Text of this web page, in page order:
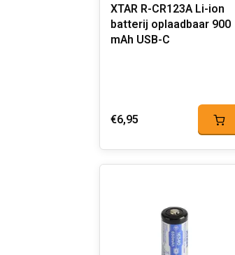
XTAR R-CR123A Li-ion
batterij oplaadbaar 900
mAh USB-C
€6,95